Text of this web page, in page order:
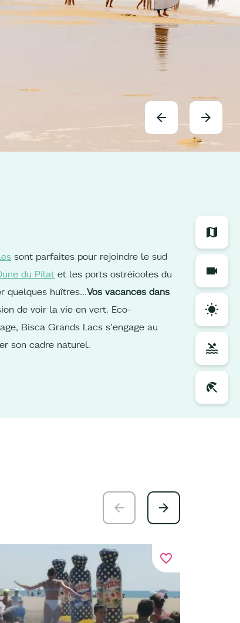
sont parfaites pour rejoindre le sud
du Pilat et les ports ostréicoles du
quelques huîtres…Vos vacances dans
de voir la vie en vert. Eco-
Bisca Grands Lacs s’engage au
son cadre naturel.
favorite_border